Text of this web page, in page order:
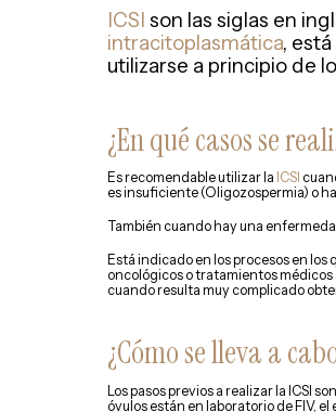
ICSI son las siglas en
intracitoplasmática,
utilizarse a principio de
¿En qué casos se
Es recomendable utilizar la ICSI
es insuficiente (Oligozospermia) o
También cuando hay una
Está indicado en los procesos en
oncológicos o tratamientos médicos
cuando resulta muy complicado
¿Cómo se lleva a
Los pasos previos a realizar la ICSI
óvulos están en laboratorio de FIV,